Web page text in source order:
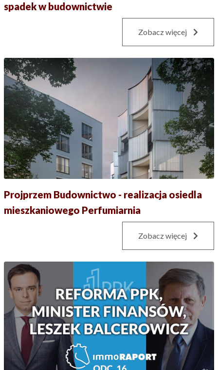
spadek w budownictwie
Zobacz więcej
Projprzem Budownictwo - realizacja osiedla
mieszkaniowego Perfumiarnia
Zobacz więcej